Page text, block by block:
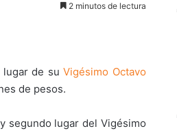
2 minutos de lectura
lugar de suVigésimo Octavo
de pesos.
segundo lugar del Vigésimo